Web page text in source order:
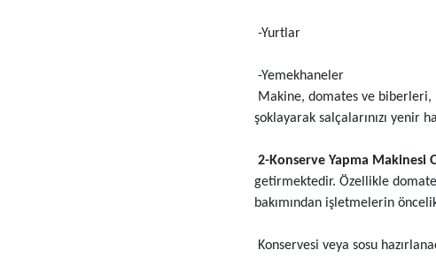
-Yurtlar
-Yemekhaneler
Makine, domates ve biberleri,
şoklayarak salçalarınızı yenir
2-Konserve Yapma Makinesi
getirmektedir. Özellikle
bakımından işletmelerin
Konservesi veya sosu